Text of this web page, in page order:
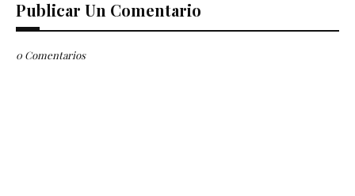
Publicar Un Comentario
0 Comentarios